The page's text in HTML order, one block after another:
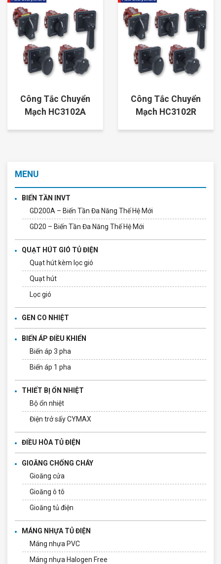
Công Tắc Chuyển
Mạch HC3102A
Công Tắc Chuyển
Mạch HC3102R
MENU
BIẾN TẦN INVT
GD200A – Biến Tần Đa Năng Thế Hệ Mới
GD20 – Biến Tần Đa Năng Thế Hệ Mới
QUẠT HÚT GIÓ TỦ ĐIỆN
Quạt hút kèm lọc gió
Quạt hút
Lọc gió
GEN CO NHIỆT
BIẾN ÁP ĐIỀU KHIỂN
Biến áp 3 pha
Biến áp 1 pha
THIẾT BỊ ỔN NHIỆT
Bộ ổn nhiệt
Điện trở sấy CYMAX
ĐIỀU HÒA TỦ ĐIỆN
GIOĂNG CHỐNG CHÁY
Gioăng cửa
Gioăng ô tô
Gioăng tủ điện
MÁNG NHỰA TỦ ĐIỆN
Máng nhựa PVC
Máng nhựa Halogen Free